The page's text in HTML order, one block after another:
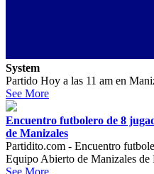
System
Partido Hoy a las 11 am en
See More
Encuentro futbolero de 8
de Manizales
Partidito.com - Encuentro
Equipo Abierto de Manizales de
See More